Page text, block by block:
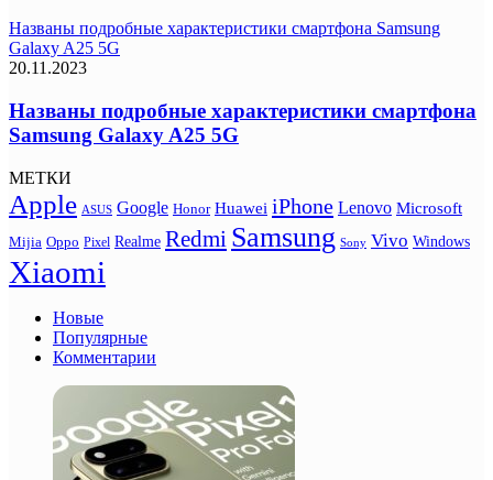
Названы подробные характеристики смартфона Samsung
Galaxy A25 5G
20.11.2023
Названы подробные характеристики смартфона
Samsung Galaxy A25 5G
МЕТКИ
Apple ASUS Google Honor Huawei iPhone Lenovo Microsoft
Mijia Oppo Pixel Realme Redmi Samsung Sony Vivo Windows
Xiaomi
Новые
Популярные
Комментарии